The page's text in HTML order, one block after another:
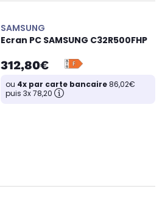
SAMSUNG
Ecran PC SAMSUNG C32R500FHP
312,80€
ou 4x par carte bancaire86,02€
puis 3x 78,20